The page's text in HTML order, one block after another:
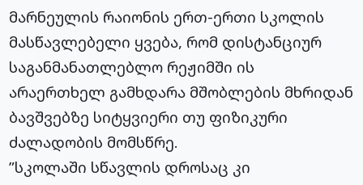
მარნეულის რაიონის ერთ-ერთი სკოლის
მასწავლებელი ყვება, რომ დისტანციურ
საგანმანათლებლო რეჟიმში ის
არაერთხელ გამხდარა მშობლების მხრიდან
ბავშვებზე სიტყვიერი თუ ფიზიკური
ძალადობის მომსწრე.
”სკოლაში სწავლის დროსაც კი